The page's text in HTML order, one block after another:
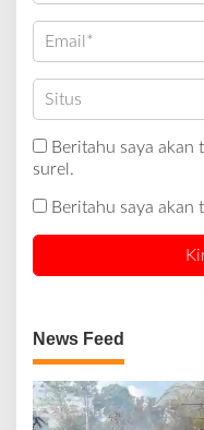
Beritahu saya akan
surel.
Beritahu saya akan
News Feed